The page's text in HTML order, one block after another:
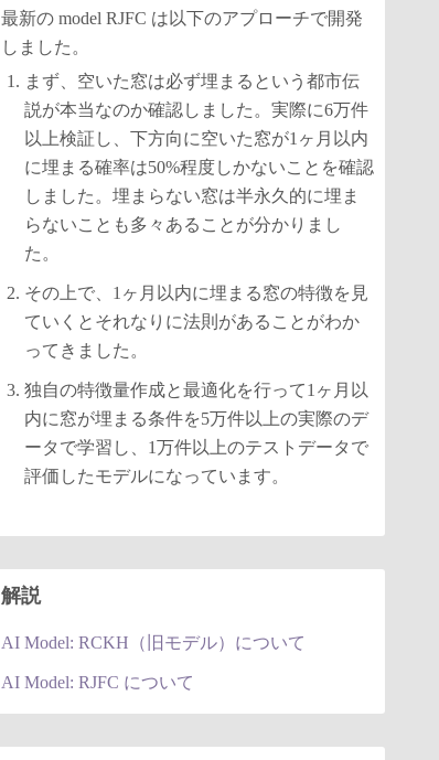
最新の model RJFC は以下のアプローチで開発
しました。
まず、空いた窓は必ず埋まるという都市伝
説が本当なのか確認しました。実際に6万件
以上検証し、下方向に空いた窓が1ヶ月以内
に埋まる確率は50%程度しかないことを確認
しました。埋まらない窓は半永久的に埋ま
らないことも多々あることが分かりまし
た。
その上で、1ヶ月以内に埋まる窓の特徴を見
ていくとそれなりに法則があることがわか
ってきました。
独自の特徴量作成と最適化を行って1ヶ月以
内に窓が埋まる条件を5万件以上の実際のデ
ータで学習し、1万件以上のテストデータで
評価したモデルになっています。
解説
AI Model: RCKH（旧モデル）について
AI Model: RJFC について